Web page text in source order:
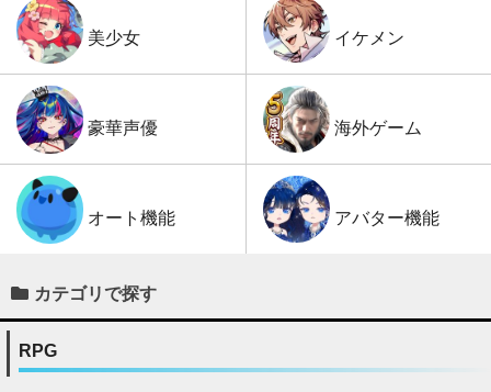
美少女 イケメン
豪華声優 海外ゲーム
オート機能 アバター機能
カテゴリで探す
RPG